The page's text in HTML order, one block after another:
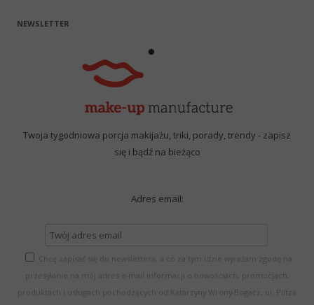
NEWSLETTER
Twoja tygodniowa porcja makijażu, triki, porady, trendy - zapisz
się i bądź na bieżąco
Adres email:
Chcę zapisać się do newslettera, a co za tym idzie wyrażam zgodę na
przesyłanie na mój adres e-mail informacji o nowościach, promocjach,
produktach i usługach pochodzących od Katarzyny Wrony-Bogacz, ul. Piltza